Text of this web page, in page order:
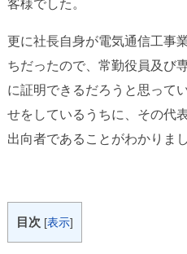
客様でした。
更に社長自身が電気通信工事
ちだったので、常勤役員及び
に証明できるだろうと思って
せをしているうちに、その代
出向者であることがわかりまし
目次 [表示]